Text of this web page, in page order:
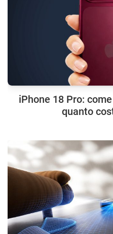
iPhone 18 Pro:
quanto